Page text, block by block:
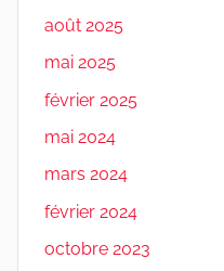
août 2025
mai 2025
février 2025
mai 2024
mars 2024
février 2024
octobre 2023